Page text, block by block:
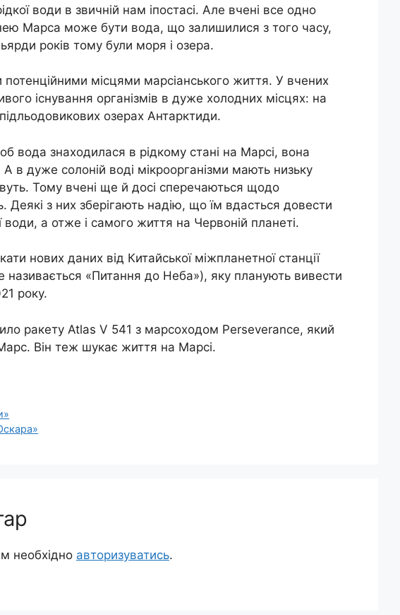
води в звичній нам іпостасі. Але вчені все одно
Марса може бути вода, що залишилися з того часу,
років тому були моря і озера.
місцями марсіанського життя. У вчених
існування організмів в дуже холодних місцях: на
озерах Антарктиди.
вода знаходилася в рідкому стані на Марсі, вона
в дуже солоній воді мікроорганізми мають низьку
Тому вчені ще й досі сперечаються щодо
Деякі з них зберігають надію, що їм вдасться довести
води, а отже і самого життя на Червоній планеті.
нових даних від Китайської міжпланетної станції
називається «Питання до Неба»), яку планують вивести
року.
ракету Atlas V 541 з марсоходом Perseverance, який
Він теж шукає життя на Марсі.
необхідно авторизуватись.